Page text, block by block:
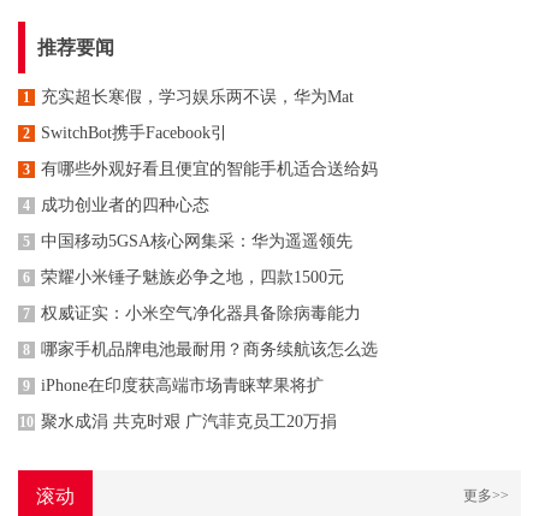
推荐要闻
1 充实超长寒假，学习娱乐两不误，华为Mat
2 SwitchBot携手Facebook引
3 有哪些外观好看且便宜的智能手机适合送给妈
4 成功创业者的四种心态
5 中国移动5GSA核心网集采：华为遥遥领先
6 荣耀小米锤子魅族必争之地，四款1500元
7 权威证实：小米空气净化器具备除病毒能力
8 哪家手机品牌电池最耐用？商务续航该怎么选
9 iPhone在印度获高端市场青睐苹果将扩
10 聚水成涓 共克时艰 广汽菲克员工20万捐
滚动 更多>>